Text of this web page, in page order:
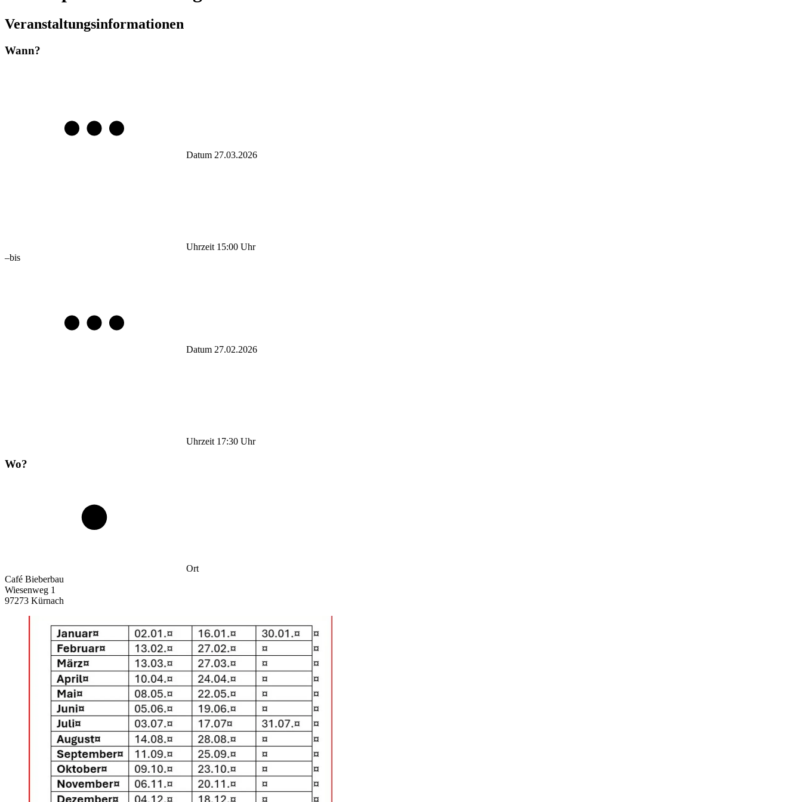
Veranstaltungsinformationen
Wann?
Datum 27.03.2026
Uhrzeit 15:00 Uhr
–bis
Datum 27.02.2026
Uhrzeit 17:30 Uhr
Wo?
Ort
Café Bieberbau
Wiesenweg 1
97273 Kürnach